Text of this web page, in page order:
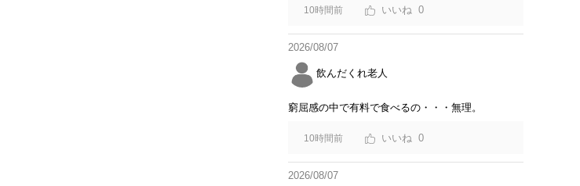
10時間前 0
2026/08/07
飲んだくれ老人
窮屈感の中で有料で食べるの・・・無理。
10時間前 0
2026/08/07